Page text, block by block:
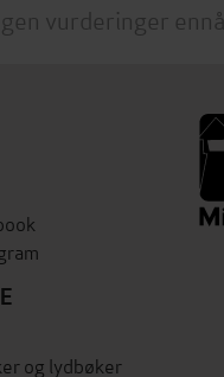
vurderinger ennå
og lydbøker